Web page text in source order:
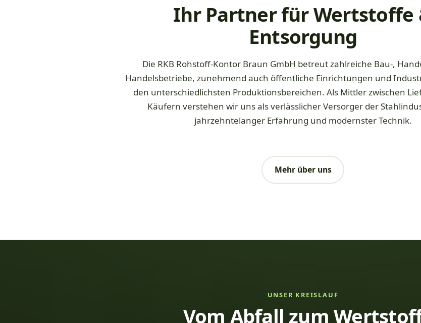
Ihr Partner für Wertstoffe
Entsorgung
Die RKB Rohstoff-Kontor Braun GmbH betreut zahlreiche Bau-,
Handelsbetriebe, zunehmend auch öffentliche Einrichtungen und
den unterschiedlichsten Produktionsbereichen. Als Mittler zwischen
Käufern verstehen wir uns als verlässlicher Versorger der
jahrzehntelanger Erfahrung und modernster Technik.
Mehr über uns
UNSER KREISLAUF
Vom Abfall zum